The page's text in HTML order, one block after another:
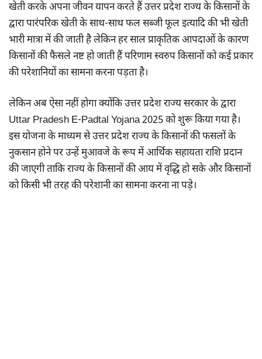
खेती करके अपना जीवन यापन करते हैं उत्तर प्रदेश राज्य के किसानों के
द्वारा पारंपरिक खेती के साथ-साथ फल सब्जी फूल इत्यादि की भी खेती
भारी मात्रा में की जाती है लेकिन हर साल प्राकृतिक आपदाओं के कारण
किसानों की फैसले नष्ट हो जाती हैं परिणाम स्वरुप किसानों को कई प्रकार
की परेशानियों का सामना करना पड़ता है।
लेकिन अब ऐसा नहीं होगा क्योंकि उत्तर प्रदेश राज्य सरकार के द्वारा
Uttar Pradesh E-Padtal Yojana 2025 को शुरू किया गया है।
इस योजना के माध्यम से उत्तर प्रदेश राज्य के किसानों की फसलों के
नुकसान होने पर उन्हें मुआवजे के रूप में आर्थिक सहायता राशि प्रदान
की जाएगी ताकि राज्य के किसानों की आय में वृद्धि हो सके और किसानों
को किसी भी तरह की परेशानी का सामना करना ना पड़े।